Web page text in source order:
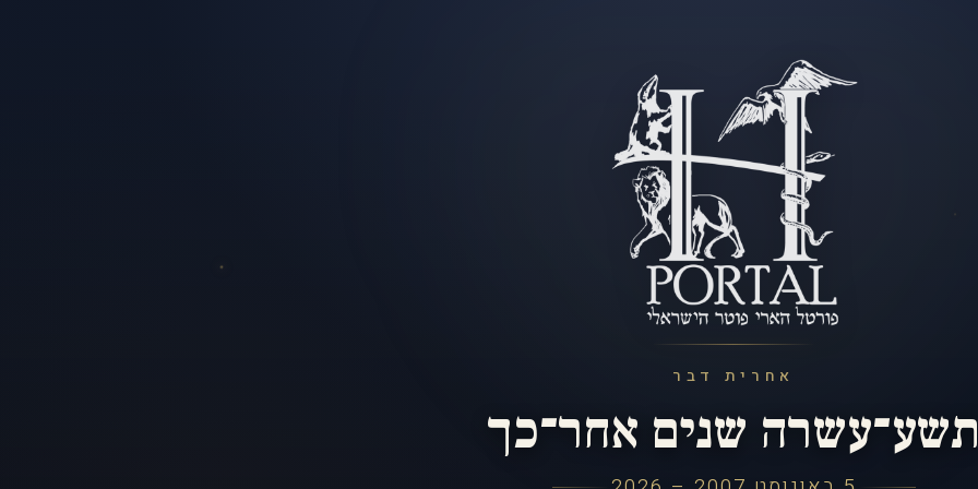
אחרית דבר
שנים אחר־כך